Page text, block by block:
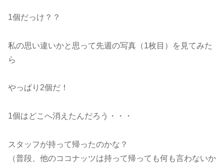
1個だっけ？？
私の思い違いかと思って先週の写真（1枚目）を見てみた
ら
やっぱり2個だ！
1個はどこへ消えたんだろう・・・
スタッフが持って帰ったのかな？
（普段、他のココナッツは持って帰っても何も言わないか